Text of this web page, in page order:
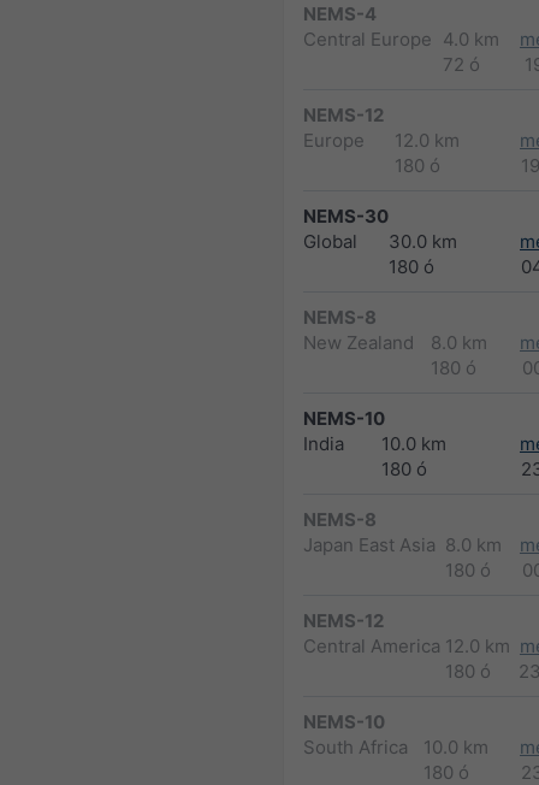
NEMS-4
Central Europe 4.0 km
72 ó
NEMS-12
Europe
12.0 km
180 ó
NEMS-30
Global
30.0 km
180 ó
NEMS-8
New Zealand
8.0 km
180 ó
NEMS-10
India
10.0 km
180 ó
NEMS-8
Japan East Asia 8.0 km
180 ó
NEMS-12
Central America 12.0 km
180 ó
NEMS-10
South Africa
10.0 km
180 ó